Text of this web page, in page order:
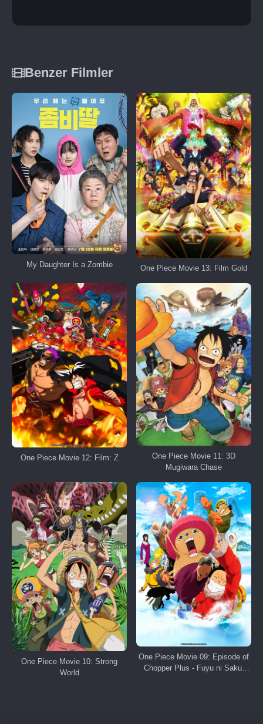
Benzer Filmler
My Daughter Is a Zombie One Piece Movie 13: Film Gold
One Piece Movie 12: Film: Z
One Piece Movie 11: 3D
Mugiwara Chase
One Piece Movie 10: Strong
World
One Piece Movie 09: Episode of
Chopper Plus - Fuyu ni Saku,